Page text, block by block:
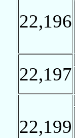
22,196
22,197
22,199